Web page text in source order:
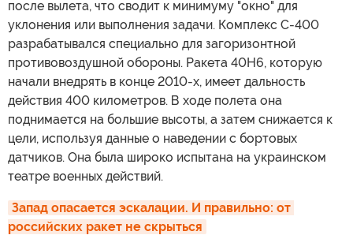
после вылета, что сводит к минимуму "окно" для
уклонения или выполнения задачи. Комплекс С-400
разрабатывался специально для загоризонтной
противовоздушной обороны. Ракета 40Н6, которую
начали внедрять в конце 2010-х, имеет дальность
действия 400 километров. В ходе полета она
поднимается на большие высоты, а затем снижается к
цели, используя данные о наведении с бортовых
датчиков. Она была широко испытана на украинском
театре военных действий.
Запад опасается эскалации. И правильно: от
российских ракет не скрыться